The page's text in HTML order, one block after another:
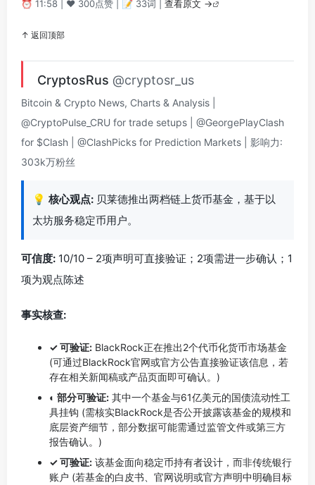
⏰ 11:58 | ❤️ 300点赞 | 📝 33词 | 查看原文 →
↑ 返回顶部
CryptosRus @cryptosr_us
Bitcoin & Crypto News, Charts & Analysis |
@CryptoPulse_CRU for trade setups | @GeorgePlayClash
for $Clash | @ClashPicks for Prediction Markets | 影响力:
303k万粉丝
💡 核心观点: 贝莱德推出两档链上货币基金，基于以
太坊服务稳定币用户。
可信度: 10/10 – 2项声明可直接验证；2项需进一步确认；1
项为观点陈述
事实核查:
✓ 可验证: BlackRock正在推出2个代币化货币市场基金
(可通过BlackRock官网或官方公告直接验证该信息，若
存在相关新闻稿或产品页面即可确认。)
◐ 部分可验证: 其中一个基金与61亿美元的国债流动性工
具挂钩 (需核实BlackRock是否公开披露该基金的规模和
底层资产细节，部分数据可能需通过监管文件或第三方
报告确认。)
✓ 可验证: 该基金面向稳定币持有者设计，而非传统银行
账户 (若基金的白皮书、官网说明或官方声明中明确目标